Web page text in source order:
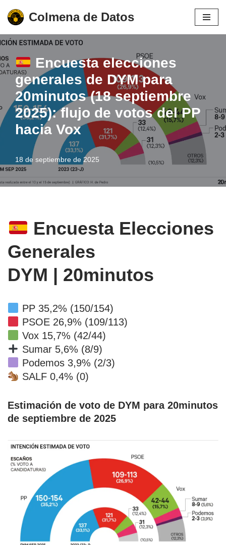
Saltar
al
contenido
Colmena de Datos
Encuesta elecciones
generales de DYM para
20minutos (18 septiembre
2025): flujo de votos del PP
hacia Vox
18 de septiembre de 2025
Encuesta Elecciones
Generales
DYM | 20minutos
PP 35,2% (150/154)
PSOE 26,9% (109/113)
Vox 15,7% (42/44)
Sumar 5,6% (8/9)
Podemos 3,9% (2/3)
SALF 0,4% (0)
Estimación de voto de DYM para 20minutos
de septiembre de 2025